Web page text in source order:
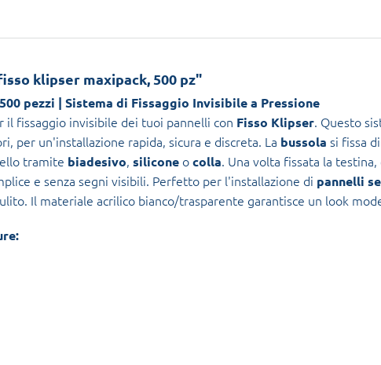
klipser maxipack, 500 pz"
pezzi | Sistema di Fissaggio Invisibile a Pressione
il fissaggio invisibile dei tuoi pannelli con Fisso Klipser. Questo
per un'installazione rapida, sicura e discreta. La bussola si fissa
tramite biadesivo, siliconeocolla. Una volta fissata la
e senza segni visibili. Perfetto per l'installazione di pannelli
Il materiale acrilico bianco/trasparente garantisce un look